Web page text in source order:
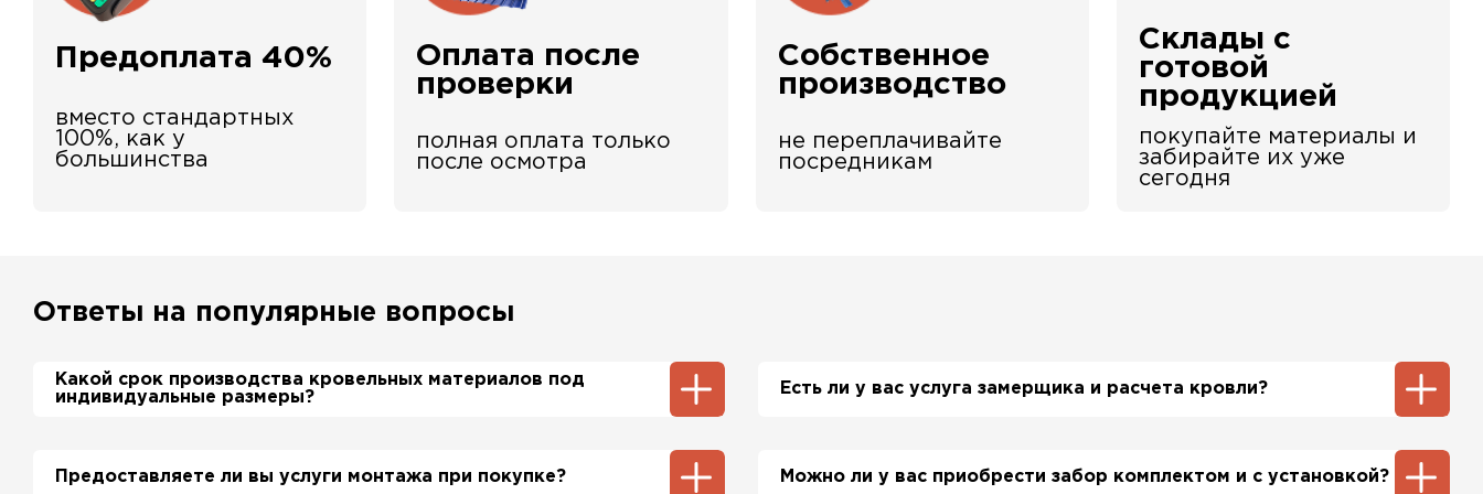
Предоплата 40%
вместо стандартных
100%, как у
большинства
Оплата после
проверки
полная оплата только
после осмотра
Собственное
производство
не переплачивайте
посредникам
Склады с
готовой
продукцией
покупайте материалы и
забирайте их уже
сегодня
Ответы на популярные вопросы
Какой срок производства кровельных материалов под
индивидуальные размеры?
Примерный срок производства металлочерепицы и профнастила 1-2
дня. Производственные мощности позволяют нам производить
более 700 м2 в день.
Есть ли у вас услуга замерщика и расчета кровли?
просьбе приедет на объект и сделает экспертный расчет. При этом
стоимость расчета нашим специалистом будет бесплатно.
Предоставляете ли вы услуги монтажа при покупке? Можно ли у вас приобрести забор комплектом и с установкой?